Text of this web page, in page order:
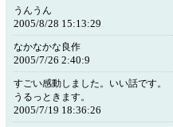
うんうん
2005/8/28 15:13:29
なかなかな良作
2005/7/26 2:40:9
すごい感動しました。いい話です。
うるっときます。
2005/7/19 18:36:26